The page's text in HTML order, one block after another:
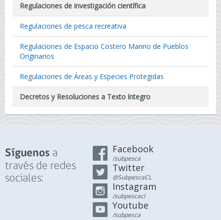
Regulaciones de investigación científica
Regulaciones de pesca recreativa
Regulaciones de Espacio Costero Marino de Pueblos
Originarios
Regulaciones de Áreas y Especies Protegidas
Decretos y Resoluciones a Texto íntegro
Síguenos a
través de redes
sociales:
Facebook
/subpesca
Twitter
@SubpescaCL
Instagram
/subpescacl
Youtube
/subpesca